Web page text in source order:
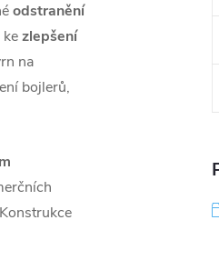
odstranění
zlepšení
na
bojlerů,